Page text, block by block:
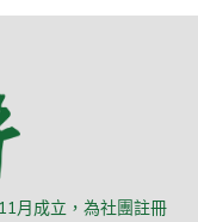
月成立，為社團註冊